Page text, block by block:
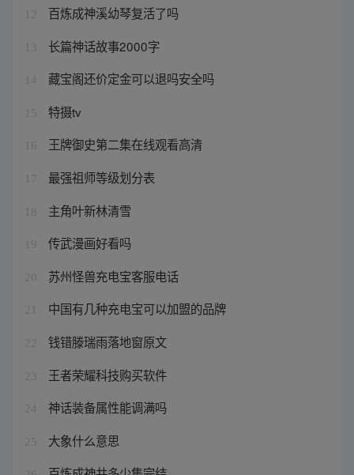
12 百炼成神溪幼琴复活了吗
13 长篇神话故事2000字
14 藏宝阁还价定金可以退吗安全吗
15 特摄tv
16 王牌御史第二集在线观看高清
17 最强祖师等级划分表
18 主角叶新林清雪
19 传武漫画好看吗
20 苏州怪兽充电宝客服电话
21 中国有几种充电宝可以加盟的品牌
22 钱错滕瑞雨落地窗原文
23 王者荣耀科技购买软件
24 神话装备属性能调满吗
25 大象什么意思